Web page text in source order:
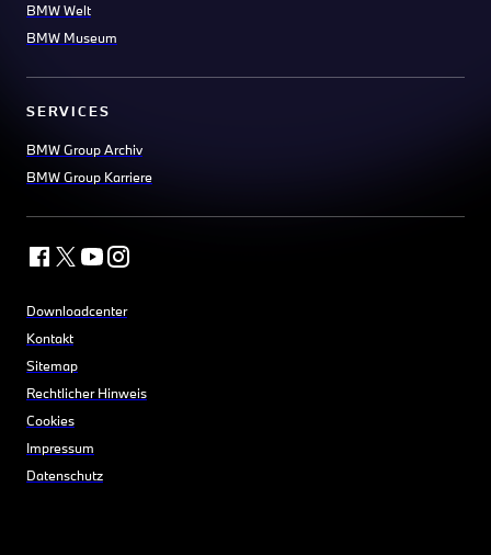
BMW Welt
BMW Museum
SERVICES
BMW Group Archiv
BMW Group Karriere
Downloadcenter
Kontakt
Sitemap
Rechtlicher Hinweis
Cookies
Impressum
Datenschutz